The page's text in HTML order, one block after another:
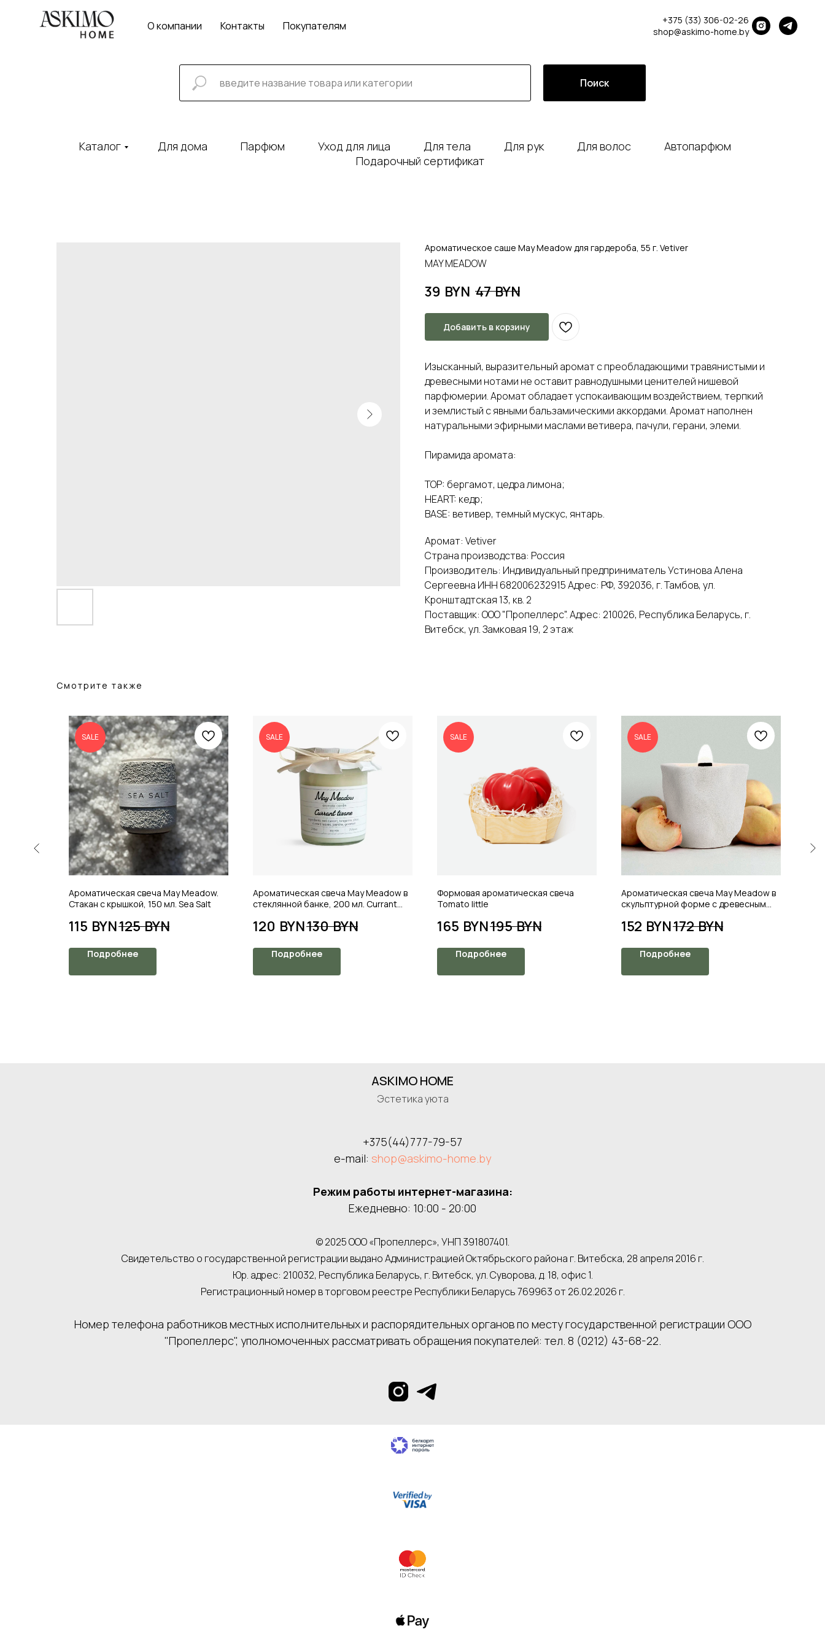
О компании Контакты Покупателям
+375 (33) 306-02-26
shop@askimo-home.by
Поиск
Каталог Для дома Парфюм Уход для лица Для тела Для рук Для волос
Автопарфюм
Подарочный сертификат
Ароматическое саше May Meadow для гардероба, 55 г. Vetiver
MAY MEADOW
39 BYN 47 BYN
Добавить в корзину
Изысканный, выразительный аромат с преобладающими травянистыми и
древесными нотами не оставит равнодушными ценителей нишевой
парфюмерии. Аромат обладает успокаивающим воздействием, терпкий
и землистый с явными бальзамическими аккордами. Аромат наполнен
натуральными эфирными маслами ветивера, пачули, герани, элеми.
Пирамида аромата:
TOP: бергамот, цедра лимона;
HEART: кедр;
BASE: ветивер, темный мускус, янтарь.
Аромат: Vetiver
Страна производства: Россия
Производитель: Индивидуальный предприниматель Устинова Алена
Сергеевна ИНН 682006232915 Адрес: РФ, 392036, г. Тамбов, ул.
Кронштадтская 13, кв. 2
Поставщик: ООО "Пропеллерс". Адрес: 210026, Республика Беларусь, г.
Витебск, ул. Замковая 19, 2 этаж
Смотрите также
SALE
Ароматическая свеча May Meadow.
Cтакан с крышкой, 150 мл. Sea Salt
115 BYN125 BYN
Подробнее
SALE
Ароматическая свеча May Meadow в
стеклянной банке, 200 мл. Currant
120 BYN130 BYN
Подробнее
SALE
Формовая ароматическая свеча
Tomato little
165 BYN195 BYN
Подробнее
SALE
Ароматическая свеча May Meadow в
скульптурной форме с древесным
152 BYN172 BYN
Подробнее
ASKIMO HOME
Эстетика уюта
+375(44)777-79-57
e-mail: shop@askimo-home.by
Режим работы интернет-магазина:
Ежедневно: 10:00 - 20:00
© 2025 ООО «Пропеллерс», УНП 391807401.
Свидетельство о государственной регистрации выдано Администрацией Октябрьского района г. Витебска, 28 апреля 2016 г.
Юр. адрес: 210032, Республика Беларусь, г. Витебск, ул. Суворова, д. 18, офис 1.
Регистрационный номер в торговом реестре Республики Беларусь 769963 от 26.02.2026 г.
Номер телефона работников местных исполнительных и распорядительных органов по месту государственной регистрации ООО
"Пропеллерс", уполномоченных рассматривать обращения покупателей: тел. 8 (0212) 43-68-22.